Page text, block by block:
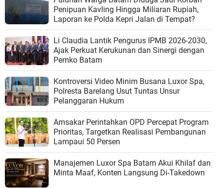
Penipuan Kavling Hingga Miliaran Rupiah,
Laporan ke Polda Kepri Jalan di Tempat?
Li Claudia Lantik Pengurus IPMB 2026-2030,
Ajak Perkuat Kerukunan dan Sinergi dengan
Pemko Batam
Kontroversi Video Minim Busana Luxor Spa,
Polresta Barelang Usut Tuntas Unsur
Pelanggaran Hukum
Amsakar Perintahkan OPD Percepat Program
Prioritas, Targetkan Realisasi Pembangunan
Lampaui 50 Persen
Manajemen Luxor Spa Batam Akui Khilaf dan
Minta Maaf, Konten Langsung Di-Takedown